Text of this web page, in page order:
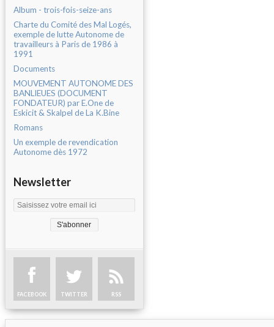
Album - trois-fois-seize-ans
Charte du Comité des Mal Logés,
exemple de lutte Autonome de
travailleurs à Paris de 1986 à
1991
Documents
MOUVEMENT AUTONOME DES
BANLIEUES (DOCUMENT
FONDATEUR) par E.One de
Eskicit & Skalpel de La K.Bine
Romans
Un exemple de revendication
Autonome dès 1972
Newsletter
FACEBOOK TWITTER RSS